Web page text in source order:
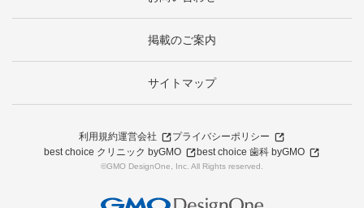
掲載のご案内
サイトマップ
利用規約運営会社
プライバシーポリシー
best choice クリニック byGMO
best choice 歯科 byGMO
©GMO DesignOne, Inc. All Rights reserved.